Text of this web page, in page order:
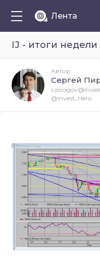
Лента
IJ - итоги
Автор
Сергей
@Invest_Hero